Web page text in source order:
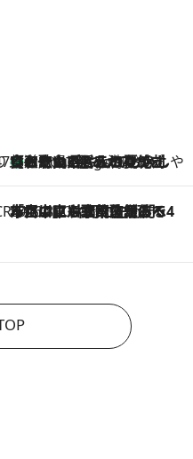
道府県の手みやげ ひんやりスイーツで夏を満喫
6 Hours Ago
【和歌山県】この夏絶対食べたい 冷やしておいしいおやつ3選 みかんがごろっと丸ごと入ったジュレ
CHOICE
2026.8.7
「立川にも歌舞伎があるんだよ」 片岡仁左衛門・市川中車ら豪華座組みで4年目の立川立飛歌舞伎へ